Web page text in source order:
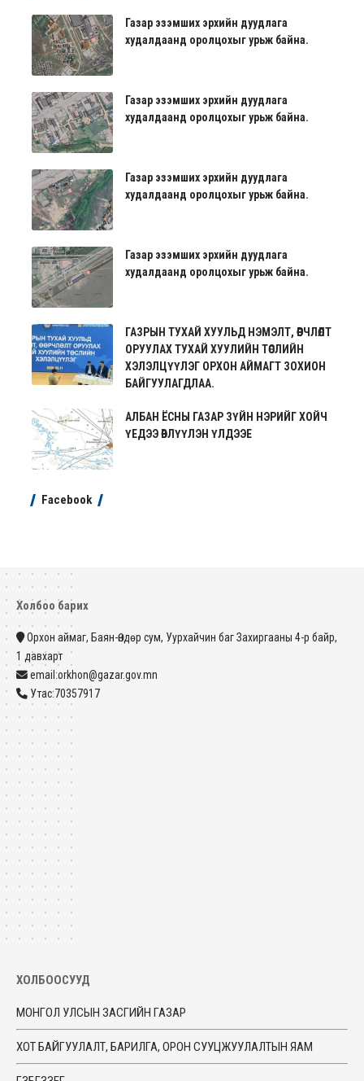
Газар эзэмших эрхийн дуудлага
худалдаанд оролцохыг урьж байна.
Газар эзэмших эрхийн дуудлага
худалдаанд оролцохыг урьж байна.
Газар эзэмших эрхийн дуудлага
худалдаанд оролцохыг урьж байна.
Газар эзэмших эрхийн дуудлага
худалдаанд оролцохыг урьж байна.
ГАЗРЫН ТУХАЙ ХУУЛЬД НЭМЭЛТ, ӨӨРЧЛӨЛТ
ОРУУЛАХ ТУХАЙ ХУУЛИЙН ТӨСЛИЙН
ХЭЛЭЛЦҮҮЛЭГ ОРХОН АЙМАГТ ЗОХИОН
БАЙГУУЛАГДЛАА.
АЛБАН ЁСНЫ ГАЗАР ЗҮЙН НЭРИЙГ ХОЙЧ
ҮЕДЭЭ ӨВЛҮҮЛЭН ҮЛДЭЭЕ
Facebook
Холбоо барих
Орхон аймаг, Баян-Өндөр сум, Уурхайчин баг Захиргааны 4-р байр,
1 давхарт
email:orkhon@gazar.gov.mn
Утас:70357917
ХОЛБООСУУД
МОНГОЛ УЛСЫН ЗАСГИЙН ГАЗАР
ХОТ БАЙГУУЛАЛТ, БАРИЛГА, ОРОН СУУЦЖУУЛАЛТЫН ЯАМ